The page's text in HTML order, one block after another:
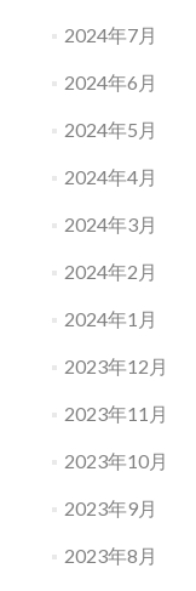
2024年7月
2024年6月
2024年5月
2024年4月
2024年3月
2024年2月
2024年1月
2023年12月
2023年11月
2023年10月
2023年9月
2023年8月